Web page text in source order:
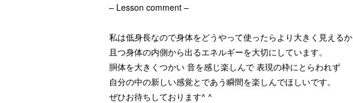
– Lesson comment –
私は低身長なので身体をどうやって使ったらより大きく見えるか
且つ身体の内側から出るエネルギーを大切にしています。
胴体を大きくつかい 音を感じ楽しんで 表現の枠にとらわれず
自分の中の新しい感覚とであう瞬間を楽しんでほしいです。
ぜひお待ちしております^ ^